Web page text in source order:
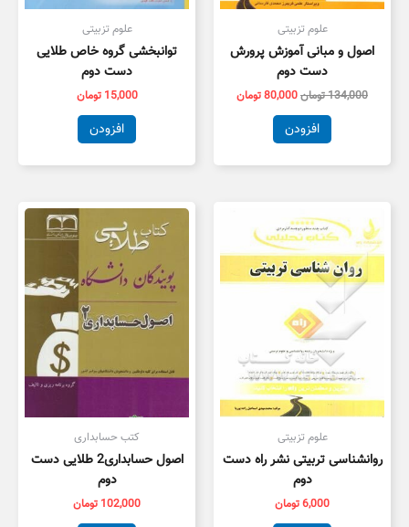
علوم تزبیتی
اصول و مبانی آموزش پرورش
دست دوم
134,000تومان80,000تومان
افزودن
علوم تزبیتی
توانبخشی گروه خاص طلایی
دست دوم
15,000 تومان
افزودن
علوم تزبیتی
روانشناسی تربیتی نشر راه دست
دوم
6,000تومان
کتب حسابداری
اصول حسابداری2 طلایی دست
دوم
102,000 تومان